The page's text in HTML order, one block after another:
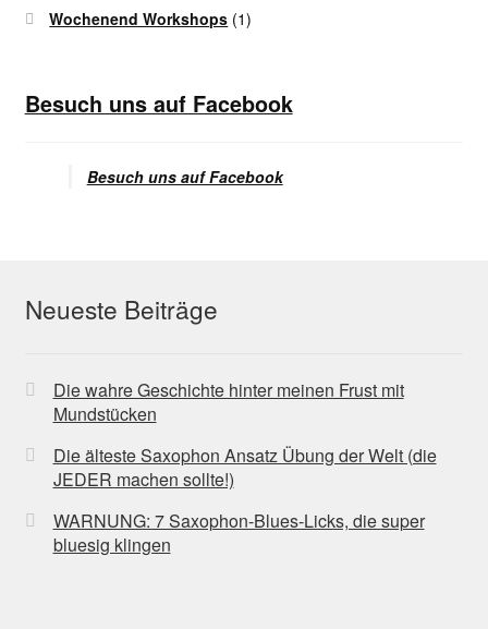
Wochenend Workshops (1)
Besuch uns auf Facebook
Besuch uns auf Facebook
Neueste Beiträge
Die wahre Geschichte hinter meinen Frust mit
Mundstücken
Die älteste Saxophon Ansatz Übung der Welt (die
JEDER machen sollte!)
WARNUNG: 7 Saxophon-Blues-Licks, die super
bluesig klingen